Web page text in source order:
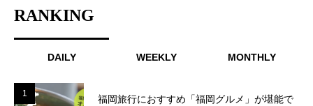
RANKING
DAILY WEEKLY MONTHLY
1
福岡旅行におすすめ「福岡グルメ」が堪能で